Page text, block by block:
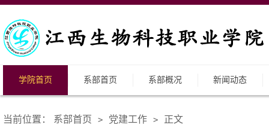
学院首页 系部首页 系部概况 新闻动态
当前位置： 系部首页 > 党建工作 > 正文